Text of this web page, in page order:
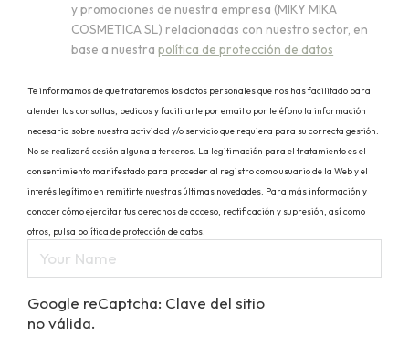
y promociones de nuestra empresa (MIKY MIKA
COSMETICA SL) relacionadas con nuestro sector, en
base a nuestrapolítica de protección de datos
Te informamos de que trataremos los datos personales que nos has facilitado para
atender tus consultas, pedidos y facilitarte por email o por teléfono la información
necesaria sobre nuestra actividad y/o servicio que requiera para su correcta gestión.
No se realizará cesión alguna a terceros. La legitimación para el tratamiento es el
consentimiento manifestado para proceder al registro como usuario de la Web y el
interés legítimo en remitirte nuestras últimas novedades. Para más información y
conocer cómo ejercitar tus derechos de acceso, rectificación y supresión, así como
otros, pulsa política de protección de datos.
Google reCaptcha: Clave del sitio
no válida.